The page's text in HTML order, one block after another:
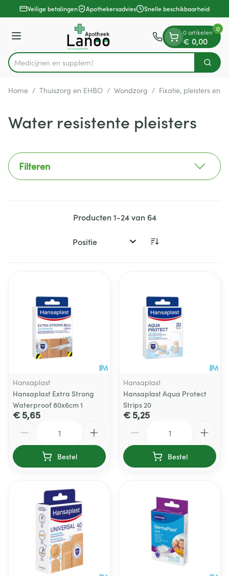
Ga naar de inhoud
1 van 1Veilige betalingen Apothekersadvies Snelle beschikbaarheid
Menu
Product, merk, categorie... Zoek
0 artikelen
€ 0,00
0
Home / Thuiszorg en EHBO / Wondzorg / Fixatie, pleisters en
Water resistente pleisters
Filteren
Producten1-24van 64
Sorteer op:
Hansaplast
Hansaplast Extra Strong
Waterproof 80x6cm 1
€ 5,65
Bestel
Hansaplast
Hansaplast Aqua Protect
Strips 20
€ 5,25
Bestel